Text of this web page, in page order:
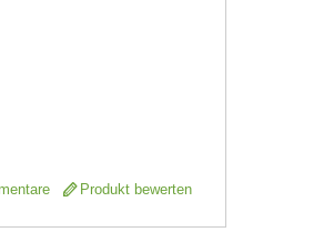
Produkt bewerten